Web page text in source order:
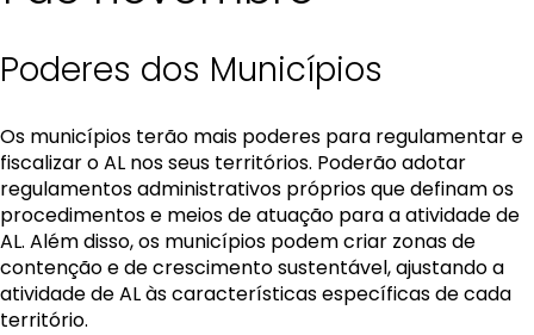
Poderes dos Municípios
Os municípios terão mais poderes para regulamentar e
fiscalizar o AL nos seus territórios. Poderão adotar
regulamentos administrativos próprios que definam os
procedimentos e meios de atuação para a atividade de
AL. Além disso, os municípios podem criar zonas de
contenção e de crescimento sustentável, ajustando a
atividade de AL às características específicas de cada
território.